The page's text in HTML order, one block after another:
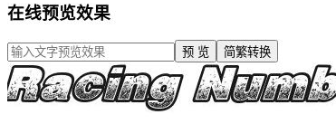
在线预览效果
预 览 简繁转换